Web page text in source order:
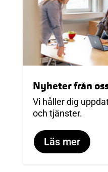
Nyheter från
Vi håller dig
och tjänster.
Läs mer